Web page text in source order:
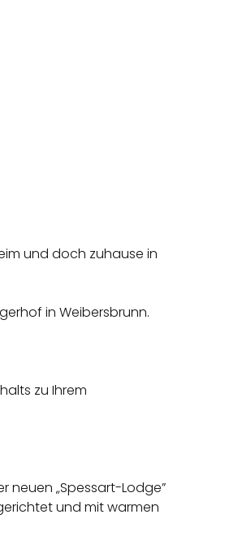
und doch zuhause in
in Weibersbrunn.
zu Ihrem
neuen „Spessart-Lodge”
und mit warmen